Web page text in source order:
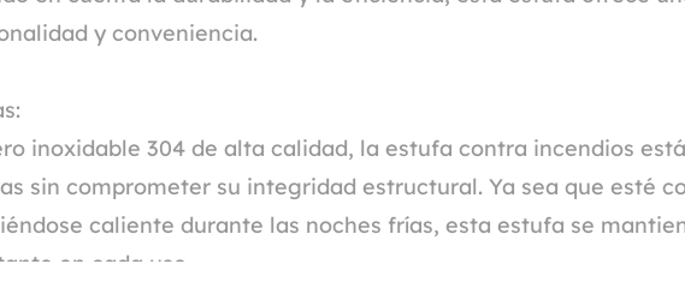
y conveniencia.
inoxidable 304 de alta calidad, la estufa contra incendios
sin comprometer su integridad estructural. Ya sea que esté
caliente durante las noches frías, esta estufa se
en cada uso.